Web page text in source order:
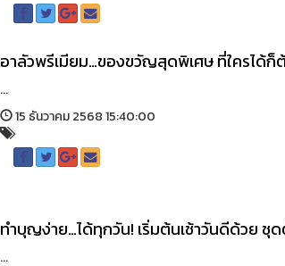
อาลัวพรีเมียม…ของขวัญสุดพิเศษ ที่ใครได้ก็
...
15 ธันวาคม 2568 15:40:00
ทำบุญง่าย…ได้ทุกวัน! เริ่มต้นเช้าวันดีด้วย ชุ
...